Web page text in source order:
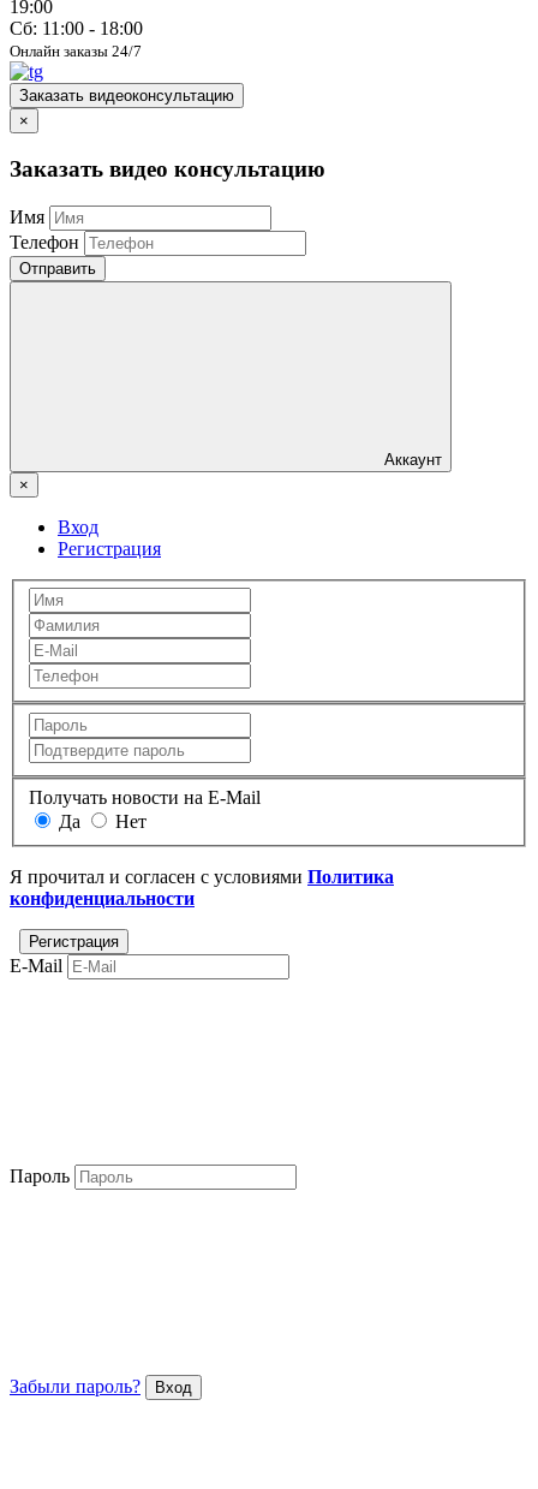
19:00
Сб: 11:00 - 18:00
Онлайн заказы 24/7
Заказать видеоконсультацию
×
Заказать видео консультацию
Имя
Телефон
Отправить
Аккаунт
×
Вход
Регистрация
Получать новости на E-Mail
Да
Нет
Я прочитал и согласен с условиями Политика
конфиденциальности
E-Mail
Пароль
Забыли пароль?